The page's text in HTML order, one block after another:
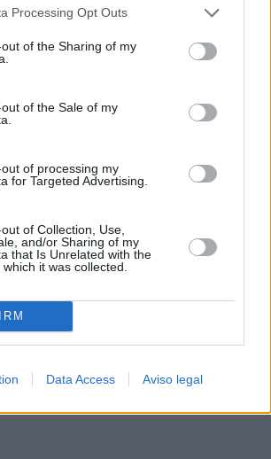
Tenga en cuenta que algún
pero usted tiene el derecho de
Sus preferencias se aplicarán
entrando de nuevo en este sitio web o
de privacidad.
Processing Opt Outs
of the Sharing of my
of the Sale of my
of processing my
for Targeted Advertising.
of Collection, Use,
and/or Sharing of my
that Is Unrelated with the
it was collected.
Data Access Aviso legal